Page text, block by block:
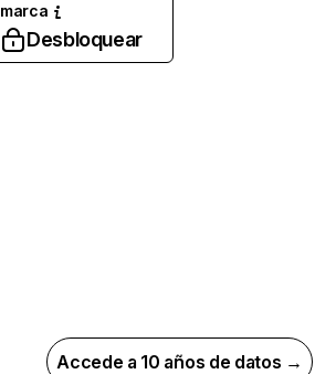
marca
Desbloquear
Accede a 10 años de datos →